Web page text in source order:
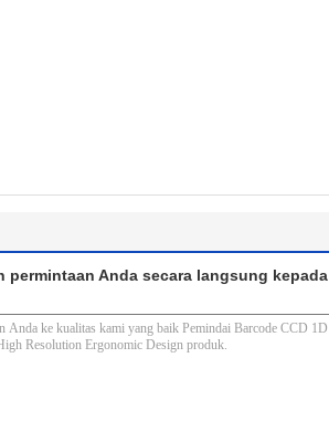
permintaan Anda secara langsung kepada